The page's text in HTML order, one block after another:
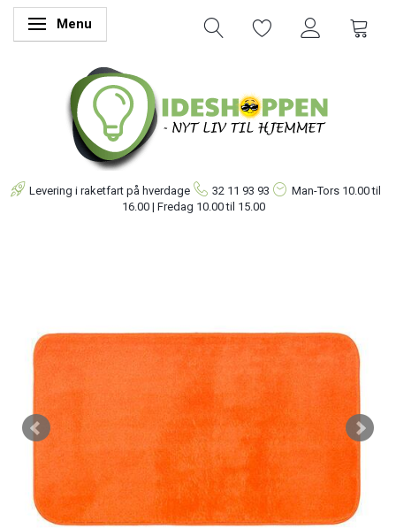
Skifte navigation
Menu
Levering i raketfart på hverdage 32 11 93 93 Man-Tors 10.00 til
16.00 | Fredag 10.00 til 15.00